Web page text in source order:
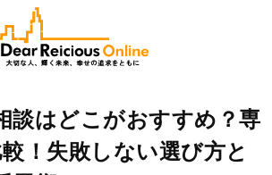
談はどこがおすすめ？専
！失敗しない選び方と